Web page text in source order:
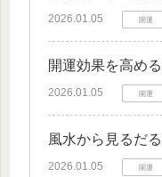
2026.01.05 開運
開運効果を高め
2026.01.05 開運
風水から見るだ
2026.01.05 開運